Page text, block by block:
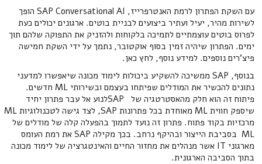
עם השקת הפתרון לרמת האנטרפרייז, SAP Conversational AI הופך
לשירות מהיר, יעיל ועתיר ביצועים לבניית בוטים. ארגונים יכולים כעת
לפרוס בוטים עוצמתיים לתמיכה בלקוחות ולהזניק את התפוקה שלהם תוך
ימים. הפתרון שיהיה זמין בסוף אוקטובר, נתמך על ידי השקת חמישה
פיצ'רים נוספים. למידע נוסף, לחץ כאן.
בנוסף, SAP ממשיכה להשקיע ביכולות לימוד מכונה שיאפשרו למדעני
נתונים להכשיר את המודלים שפיתחו בעצמם ובשירותי ML חדשים.
פיתוח זה הוא חלק מהאסטרטגיה של SAPלנוע אל עבר פתרון יחיד
שיספק חווית ML מאוחדת בכל פתרונות SAP, לצד גישה לטכנולוגיות ML
מרכזיות בקוד פתוח. פתרון זה נועד לתמוך בהפעלה קלה של מודלים של
ML בסביבת הייצור ובהיקף נרחב. בכך מקילה SAP את רמת העומס
מארגוני IT אשר מנהלים את מחזור החיים והאינטגרציה של לימוד מכונה
בתוך הסביבה הארגונית.